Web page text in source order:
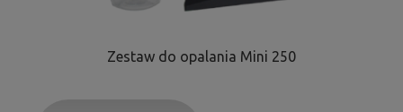
Zestaw do opalania Mini 250